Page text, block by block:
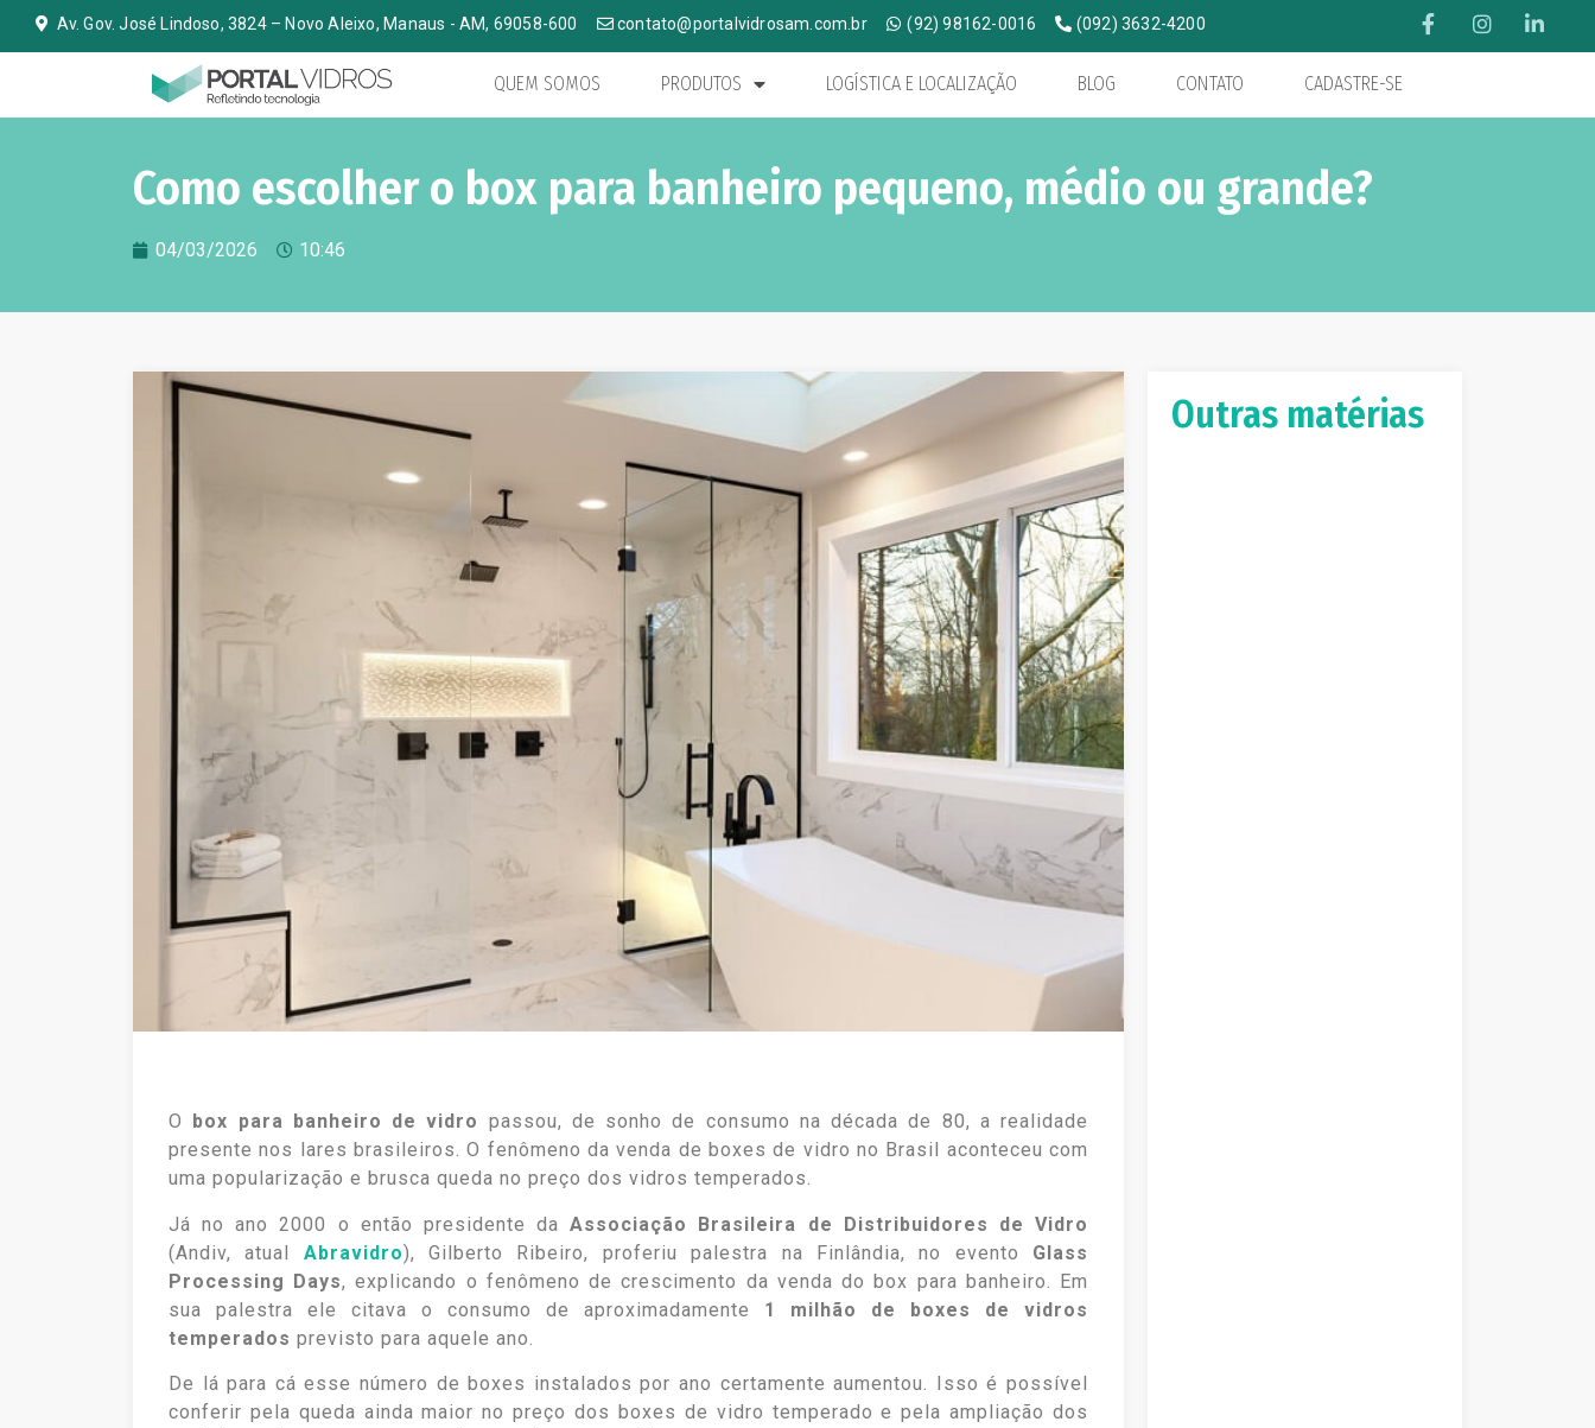
Av. Gov. José Lindoso, 3824 – Novo Aleixo, Manaus - AM, 69058-600 contato@portalvidrosam.com.br (92) 98162-0016 (092) 3632-4200
QUEM SOMOS PRODUTOS LOGÍSTICA E LOCALIZAÇÃO BLOG CONTATO CADASTRE-SE
Como escolher o box para banheiro pequeno, médio ou grande?
04/03/2026 10:46
O box para banheiro de vidro passou, de sonho de consumo na década de 80, a realidade
presente nos lares brasileiros. O fenômeno da venda de boxes de vidro no Brasil aconteceu com
uma popularização e brusca queda no preço dos vidros temperados.
Já no ano 2000 o então presidente da Associação Brasileira de Distribuidores de Vidro
(Andiv, atual Abravidro), Gilberto Ribeiro, proferiu palestra na Finlândia, no evento Glass
Processing Days, explicando o fenômeno de crescimento da venda do box para banheiro. Em
sua palestra ele citava o consumo de aproximadamente
1 milhão de boxes de vidros
temperados previsto para aquele ano.
De lá para cá esse número de boxes instalados por ano certamente aumentou. Isso é possível
conferir pela queda ainda maior no preço dos boxes de vidro temperado e pela ampliação dos
Outras matérias